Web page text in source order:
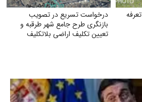
درخواست تسریع در تصویب
بازنگری طرح جامع شهر طرقبه و
تعیین تکلیف اراضی بلاتکلیف